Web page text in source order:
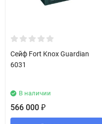
Сейф Fort Knox Guardian
6031
В наличии
566 000 ₽